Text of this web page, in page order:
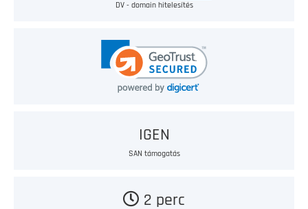
DV - domain hitelesítés
IGEN
SAN támogatás
2 perc